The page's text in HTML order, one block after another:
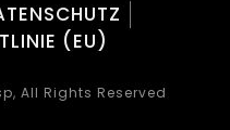
(EU)
All Rights Reserved